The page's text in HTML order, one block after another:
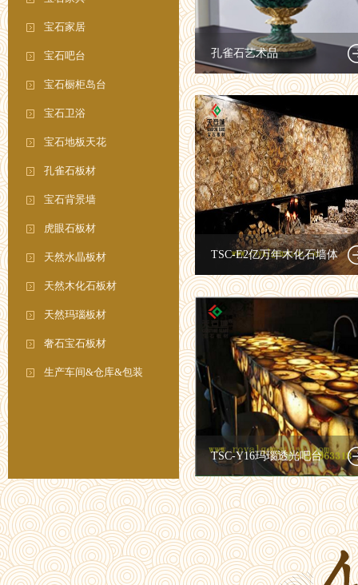
宝石家居
宝石吧台
宝石橱柜岛台
宝石卫浴
宝石地板天花
孔雀石板材
宝石背景墙
虎眼石板材
天然水晶板材
天然木化石板材
天然玛瑙板材
奢石宝石板材
生产车间&仓库&包装
孔雀石艺术品
TSC-E2亿万年木化石墙体
TSC-Y16玛瑙透光吧台